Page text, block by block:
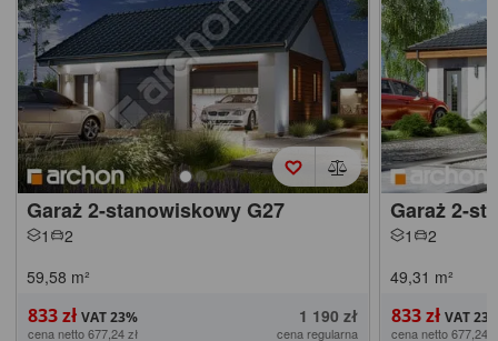
Garaż 2-stanowiskowy G27
1
2
59,58 m²
833 zł 1 190 zł
cena netto 677,24 zł
cena regularna
Garaż 2-
1
2
49,31 m²
833 zł
cena netto 677,24